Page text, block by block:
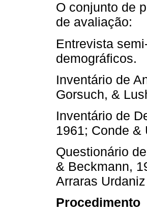
O conjunto de
de avaliação:
Entrevista
demográficos.
Inventário de
Gorsuch, &
Inventário de
1961; Conde &
Questionário
& Beckmann,
Arraras
Procedimento